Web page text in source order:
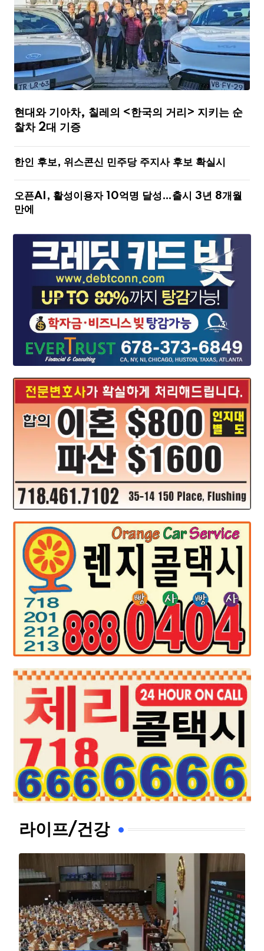
현대와 기아차, 칠레의 <한국의 거리> 지키는 순
찰차 2대 기증
한인 후보, 위스콘신 민주당 주지사 후보 확실시
오픈AI, 활성이용자 10억명 달성…출시 3년 8개월
만에
라이프/건강